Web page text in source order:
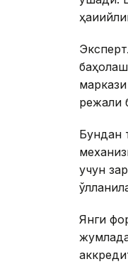
режали
Бундан
учун
Янги